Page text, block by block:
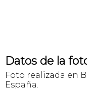
Datos de la
Foto realizada en
España.